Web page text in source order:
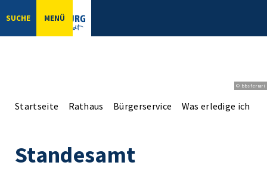
SUCHE MENÜ
© bbsferrari
Startseite Rathaus Bürgerservice Was erledige ich
Standesamt